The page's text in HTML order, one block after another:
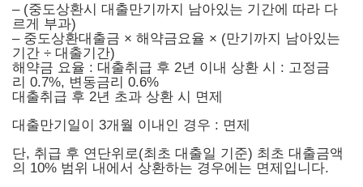
– (중도상환시 대출만기까지 남아있는 기간에 따라 다
르게 부과)
– 중도상환대출금 × 해약금요율 × (만기까지 남아있는
기간 ÷ 대출기간)
해약금 요율 : 대출취급 후 2년 이내 상환 시 : 고정금
리 0.7%, 변동금리 0.6%
대출취급 후 2년 초과 상환 시 면제
대출만기일이 3개월 이내인 경우 : 면제
단, 취급 후 연단위로(최초 대출일 기준) 최초 대출금액
의 10% 범위 내에서 상환하는 경우에는 면제입니다.